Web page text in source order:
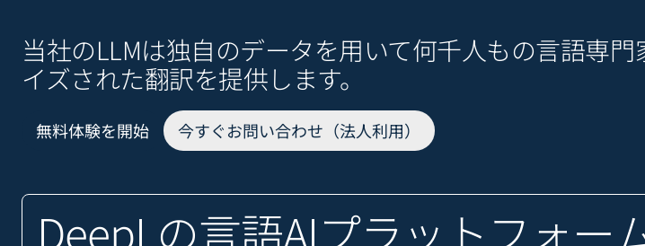
当社のLLMは独自のデータを用いて何千人もの言語専
イズされた翻訳を提供します。
無料体験を開始 今すぐお問い合わせ（法人利用）
DeepLの言語AIプラットフォー